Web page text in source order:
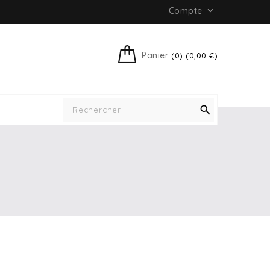
Compte 
Panier (0) (0,00 €)
